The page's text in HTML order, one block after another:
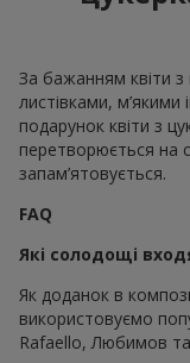
За бажанням квіти
листівками,
подарунок квіти з
перетворюється на
запам’ятовується.
FAQ
Які солодощі
Як доданок в
використовуємо
Rafaello, Любимов та